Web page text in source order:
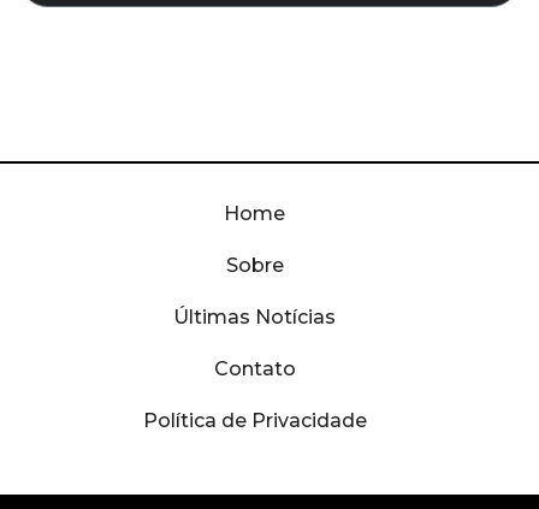
Home
Sobre
Últimas Notícias
Contato
Política de Privacidade